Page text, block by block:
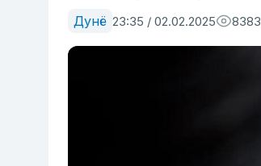
Дунё 23:35 / 02.02.2025 8383